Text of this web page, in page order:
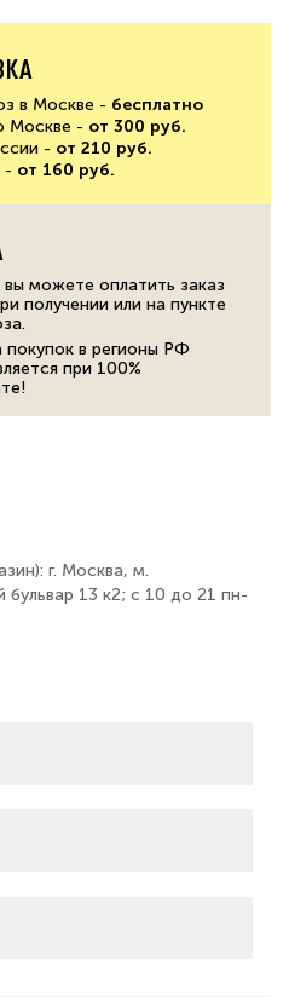
в Москве - бесплатно
Москве - от 300 руб.
- от 210 руб.
- от 160 руб.
можете оплатить заказ
получении или на пункте
покупок в регионы РФ
при 100%
г. Москва, м.
бульвар 13 к2; с 10 до 21 пн-